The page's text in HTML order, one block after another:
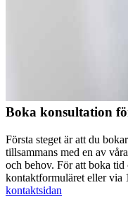
Boka konsultation
Första steget är att du
tillsammans med en av
och behov. För att boka tid
kontaktformuläret eller via
kontaktsidan